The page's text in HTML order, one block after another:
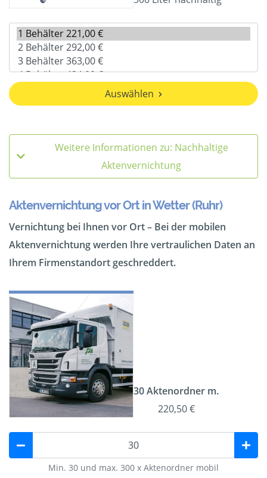
Auswählen
Weitere Informationen zu: Nachhaltige
Aktenvernichtung
Aktenvernichtung vor Ort in Wetter (Ruhr)
Vernichtung bei Ihnen vor Ort – Bei der mobilen
Aktenvernichtung werden Ihre vertraulichen Daten an
Ihrem Firmenstandort geschreddert.
30 Aktenordner m.
220,50 €
Min. 30 und max. 300 x Aktenordner mobil